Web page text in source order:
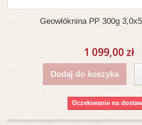
Geowłóknina PP 300g
1 099,00 zł
Dodaj do koszyka
Oczekiwanie na